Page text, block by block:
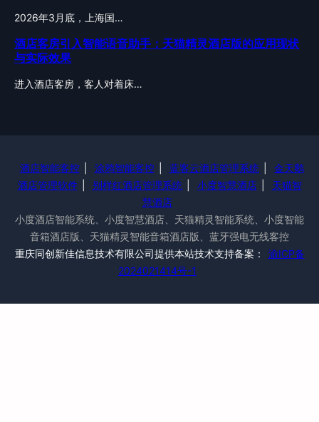
2026年3月底，上海国…
酒店客房引入智能语音助手：天猫精灵酒店版的应用现状
与实际效果
进入酒店客房，客人对着床…
酒店智能客控 涂鸦智能客控 蓝客云酒店管理系统
金天鹅
酒店管理软件
别样红酒店管理系统 小度智慧酒店
天猫智
慧酒店
小度酒店智能系统、小度智慧酒店、天猫精灵智能系统、小度智能
音箱酒店版、天猫精灵智能音箱酒店版、蓝牙强电无线客控
重庆同创新佳信息技术有限公司提供本站技术支持备案：
渝ICP备
2024021414号-1